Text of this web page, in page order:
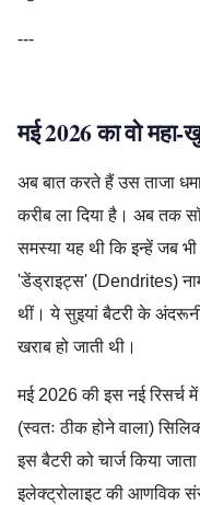
---
मई 2026 का वो महा-
अब बात करते हैं उस ताजा
करीब ला दिया है। अब तक
समस्या यह थी कि इन्हें जब
'डेंड्राइट्स' (Dendrites)
थीं। ये सुइयां बैटरी के
खराब हो जाती थी।
मई 2026 की इस नई रिसर्च
(स्वतः ठीक होने वाला)
इस बैटरी को चार्ज किया
इलेक्ट्रोलाइट की आणविक